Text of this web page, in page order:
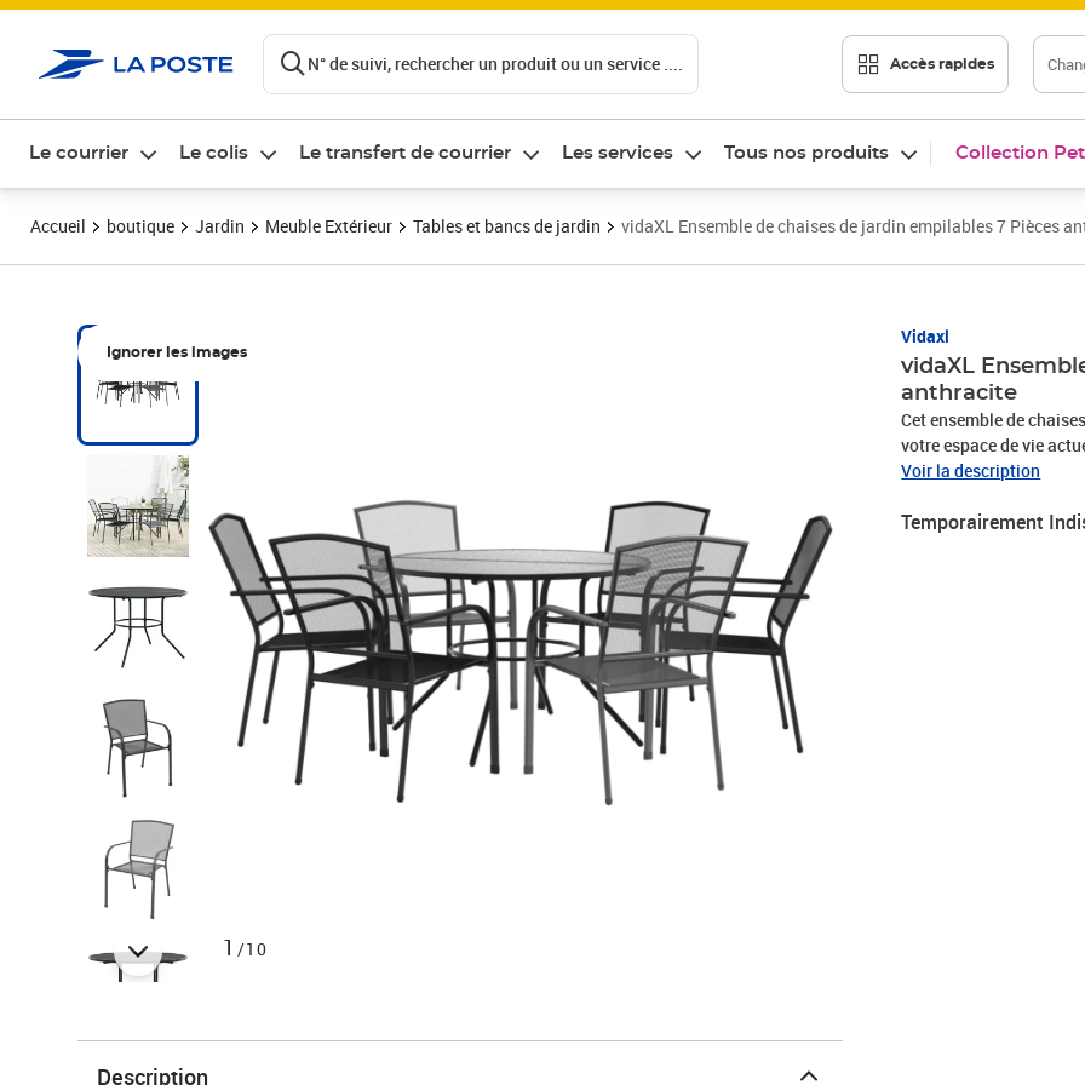
N° de suivi, rechercher un produit ou un service .... Accès rapides
Le courrier Le colis Le transfert de courrier Les services Tous nos produits Collection
Accueil boutique Jardin Meuble Extérieur Tables et bancs de jardin vidaXL Ensemble de chaises de jardin empilables 7 Pièces
Ignorer les images
1 /10
Vidaxl
vidaXL
anthracite
Cet ensemble de
votre espace de vie
cet ensemble de bar de
poudre de la surface de
confortablement sur
Voir la description
Temporairement
Description